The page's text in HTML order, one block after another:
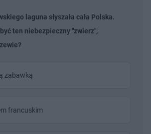
laguna słyszała cała Polska.
ten niebezpieczny "zwierz",
zabawką
francuskim